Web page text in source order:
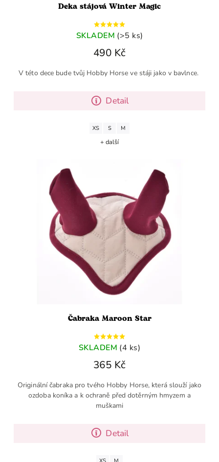
Deka stájová Winter Magic
SKLADEM (>5 ks)
490 Kč
Detail
V této dece bude tvůj Hobby Horse ve stáji jako v bavlnce.
XS S M
+ další
Čabraka Maroon Star
SKLADEM (4 ks)
365 Kč
Detail
Originální čabraka pro tvého Hobby Horse, která slouží jako
ozdoba koníka a k ochraně před dotěrným hmyzem a
muškami